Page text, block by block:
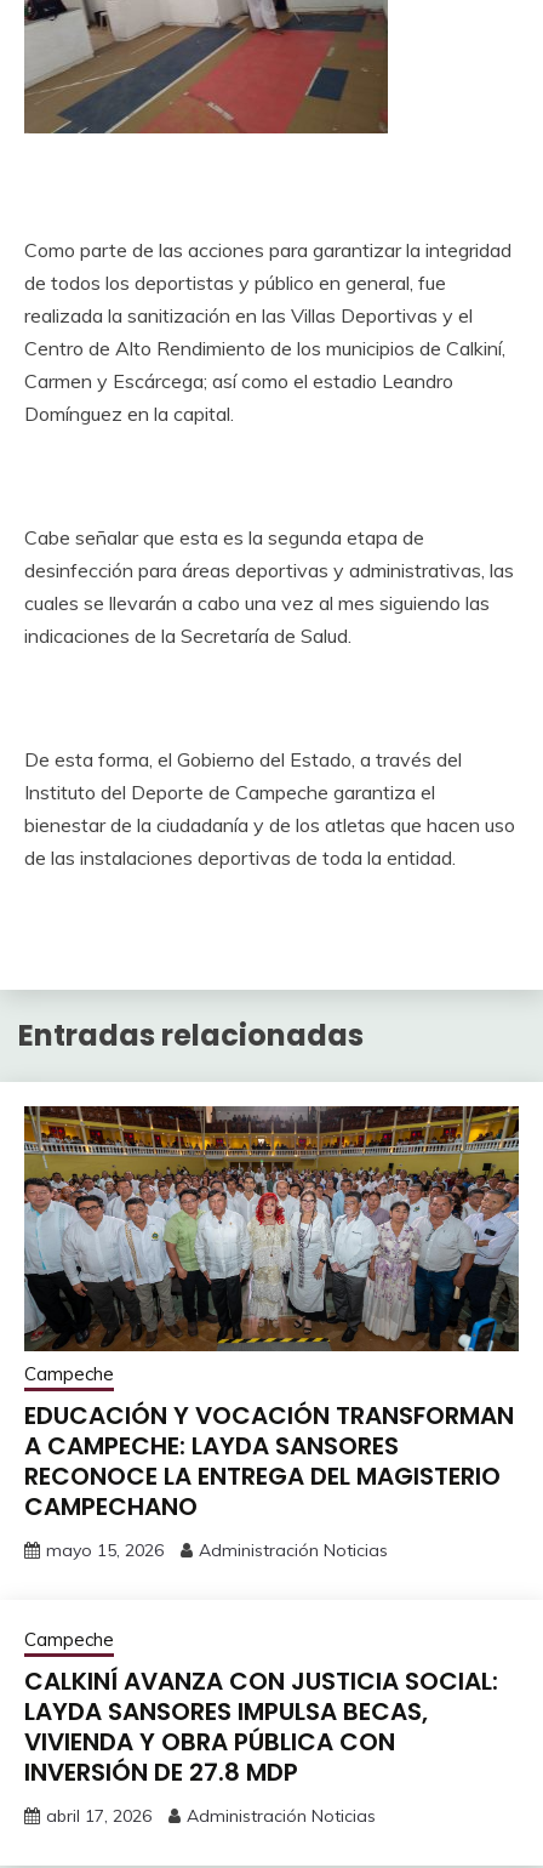
Como parte de las acciones para garantizar la integridad
de todos los deportistas y público en general, fue
realizada la sanitización en las Villas Deportivas y el
Centro de Alto Rendimiento de los municipios de Calkiní,
Carmen y Escárcega; así como el estadio Leandro
Domínguez en la capital.
Cabe señalar que esta es la segunda etapa de
desinfección para áreas deportivas y administrativas, las
cuales se llevarán a cabo una vez al mes siguiendo las
indicaciones de la Secretaría de Salud.
De esta forma, el Gobierno del Estado, a través del
Instituto del Deporte de Campeche garantiza el
bienestar de la ciudadanía y de los atletas que hacen uso
de las instalaciones deportivas de toda la entidad.
Entradas relacionadas
Campeche
EDUCACIÓN Y VOCACIÓN TRANSFORMAN
A CAMPECHE: LAYDA SANSORES
RECONOCE LA ENTREGA DEL MAGISTERIO
CAMPECHANO
mayo 15, 2026 Administración Noticias
Campeche
CALKINÍ AVANZA CON JUSTICIA SOCIAL:
LAYDA SANSORES IMPULSA BECAS,
VIVIENDA Y OBRA PÚBLICA CON
INVERSIÓN DE 27.8 MDP
abril 17, 2026 Administración Noticias